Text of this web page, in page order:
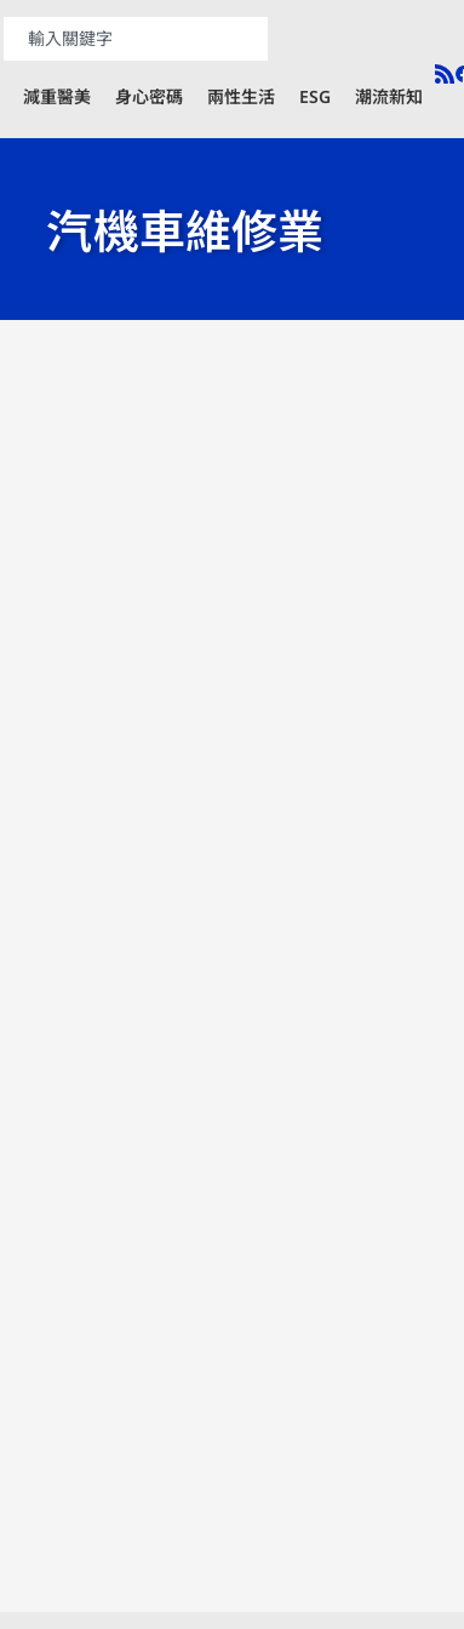
減重醫美 身心密碼 兩性生活 ESG 潮流新知
汽機車維修業